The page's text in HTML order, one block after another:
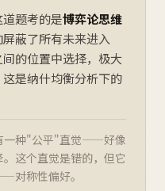
题考的是博弈论思维
蔽了所有未来进入
的位置中选择，极大
是纳什均衡分析下的
一种"公平"直觉——好像
这个直觉是错的，但它
对称性偏好。